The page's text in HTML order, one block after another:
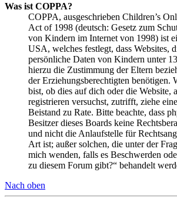
Was ist COPPA?
COPPA, ausgeschrieben Children’s
Act of 1998 (deutsch: Gesetz zum
von Kindern im Internet von 1998) ist
USA, welches festlegt, dass Websites,
persönliche Daten von Kindern unter
hierzu die Zustimmung der Eltern
der Erziehungsberechtigten benötigen.
bist, ob dies auf dich oder die Website,
registrieren versuchst, zutrifft, ziehe
Beistand zu Rate. Bitte beachte, dass
Besitzer dieses Boards keine
und nicht die Anlaufstelle für
Art ist; außer solchen, die unter der
mich wenden, falls es Beschwerden
zu diesem Forum gibt?“ behandelt
Nach oben